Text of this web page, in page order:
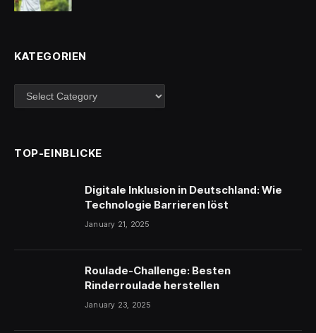
KATEGORIEN
Kategorien
TOP-EINBLICKE
Digitale Inklusion in Deutschland: Wie
Technologie Barrieren löst
January 21, 2025
Roulade-Challenge: Besten
Rinderroulade herstellen
January 23, 2025